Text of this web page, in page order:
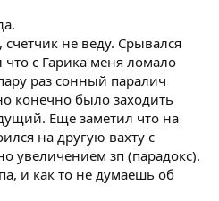
не веду. Срывался
с Гарика меня ломало
раз сонный паралич
конечно было заходить
Еще заметил что на
на другую вахту с
увеличением зп (парадокс).
и как то не думаешь об